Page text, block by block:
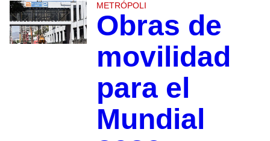
METRÓPOLI
Obras de
movilidad
para el
Mundial